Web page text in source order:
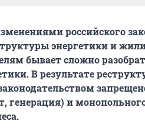
российского
энергетики и
бывает сложно
В результате
генерация) и